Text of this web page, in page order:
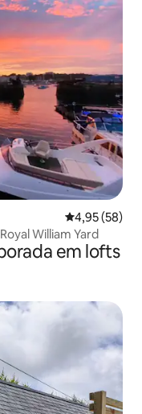
4,95 de uma
4,95 (58)
William Yard
em lofts